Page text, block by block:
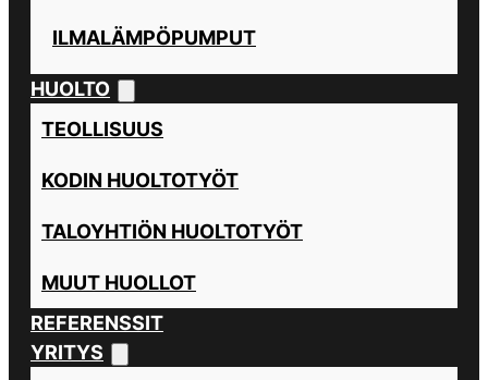
ILMALÄMPÖPUMPUT
HUOLTO
TEOLLISUUS
KODIN HUOLTOTYÖT
TALOYHTIÖN HUOLTOTYÖT
MUUT HUOLLOT
REFERENSSIT
YRITYS